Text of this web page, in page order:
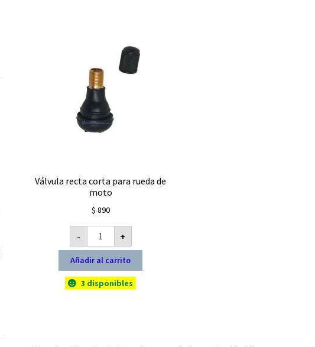
Válvula recta corta para rueda de
moto
$ 890
-
Válvula
recta
corta
rueda
de
moto
cantidad
+
Añadir al carrito
3 disponibles